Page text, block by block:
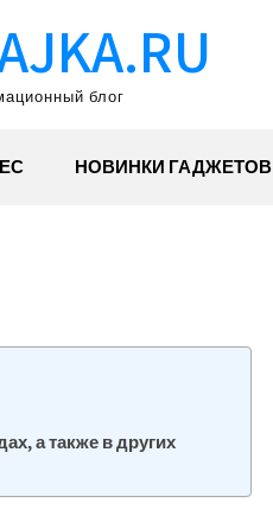
блог
НОВИНКИ ГАДЖЕТОВ
а также в других